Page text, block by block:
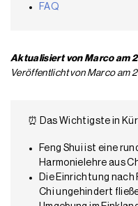
FAQ
Aktualisiert von Marco am
Veröffentlicht von Marco am
⏰ Das Wichtigste in
Feng Shui ist eine
Harmonielehre aus
Die Einrichtung nach
Chi ungehindert